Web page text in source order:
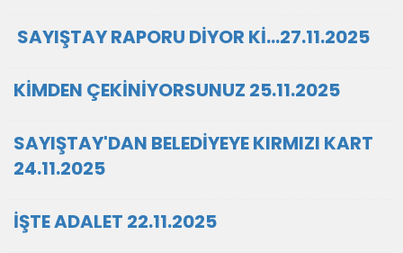
SAYIŞTAY RAPORU DİYOR Kİ…27.11.2025
KİMDEN ÇEKİNİYORSUNUZ 25.11.2025
SAYIŞTAY'DAN BELEDİYEYE KIRMIZI KART
24.11.2025
İŞTE ADALET 22.11.2025